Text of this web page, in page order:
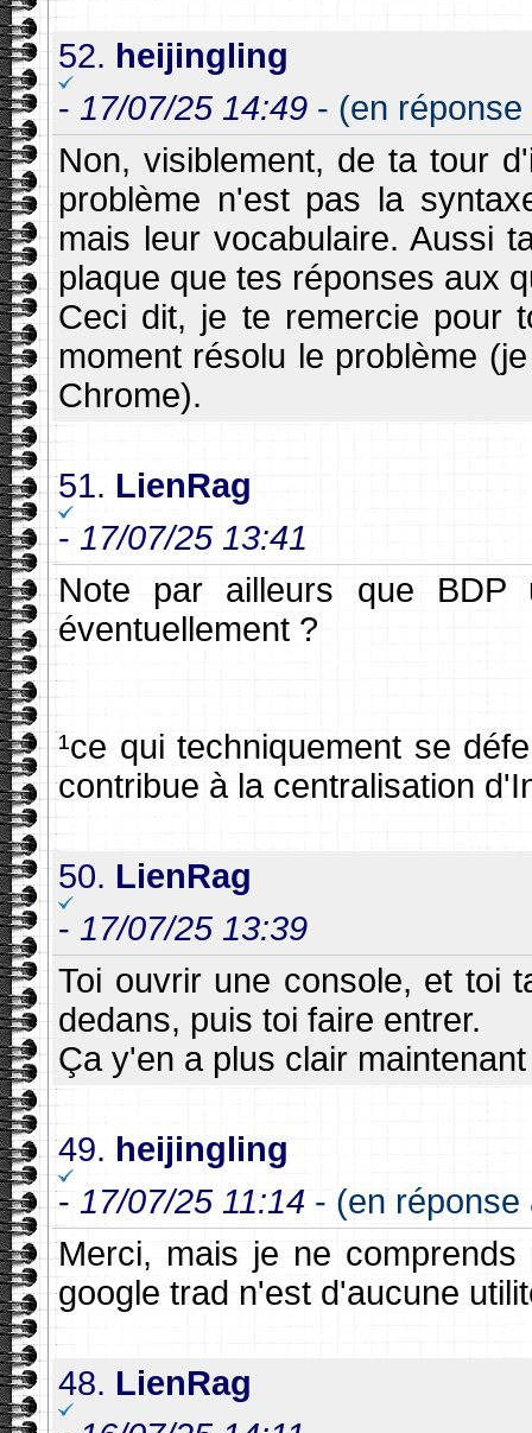
52. heijingling
- 17/07/25 14:49 - (en
Non, visiblement, de ta tour
problème n'est pas la
mais leur vocabulaire. Aussi
plaque que tes réponses aux
Ceci dit, je te remercie pour
moment résolu le problème
Chrome).
51. LienRag
- 17/07/25 13:41
Note par ailleurs que BDP
éventuellement ?
¹ce qui techniquement se
contribue à la centralisation
50. LienRag
- 17/07/25 13:39
Toi ouvrir une console, et toi
dedans, puis toi faire entrer.
Ça y'en a plus clair
49. heijingling
- 17/07/25 11:14 - (en réponse
Merci, mais je ne
google trad n'est d'aucune
48. LienRag